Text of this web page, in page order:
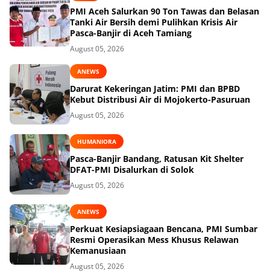
PMI Aceh Salurkan 90 Ton Tawas dan Belasan
Tanki Air Bersih demi Pulihkan Krisis Air
Pasca-Banjir di Aceh Tamiang
August 05, 2026
ANEWS
Darurat Kekeringan Jatim: PMI dan BPBD
Kebut Distribusi Air di Mojokerto-Pasuruan
August 05, 2026
HUMANIORA
Pasca-Banjir Bandang, Ratusan Kit Shelter
DFAT-PMI Disalurkan di Solok
August 05, 2026
ANEWS
Perkuat Kesiapsiagaan Bencana, PMI Sumbar
Resmi Operasikan Mess Khusus Relawan
Kemanusiaan
August 05, 2026